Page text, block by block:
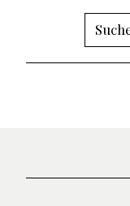
Suchen
nach: